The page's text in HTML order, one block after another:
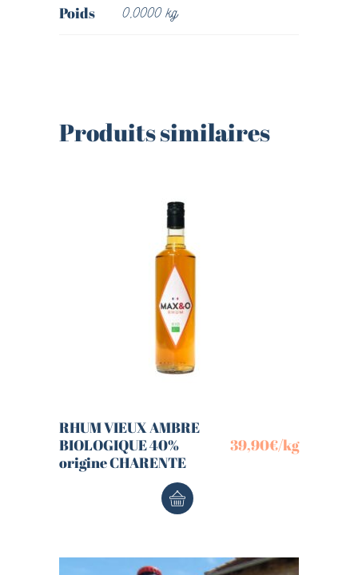
Poids 0,0000 kg
Produits similaires
RHUM VIEUX AMBRE
BIOLOGIQUE 40%
origine CHARENTE
39,90€/kg